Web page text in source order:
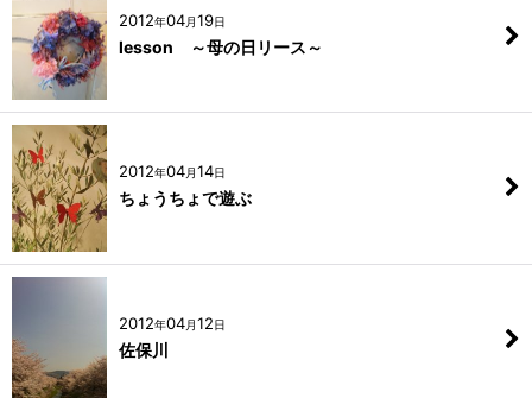
2012年04月19日
lesson ～母の日リース～
2012年04月14日
ちょうちょで遊ぶ
2012年04月12日
佐保川